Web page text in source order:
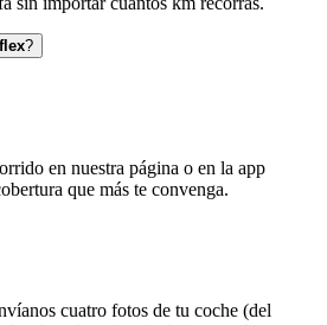
?
en nuestra página o en la app
que más te convenga.
cuatro fotos de tu coche (del